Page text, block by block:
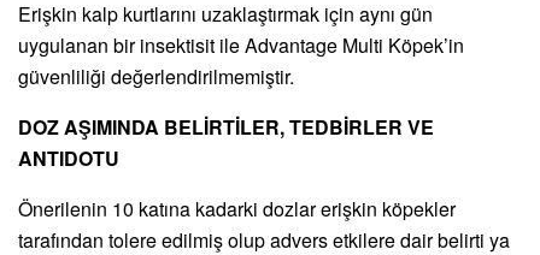
Erişkin kalp kurtlarını uzaklaştırmak için aynı gün
uygulanan bir insektisit ile Advantage Multi Köpek’in
güvenliliği değerlendirilmemiştir.
DOZ AŞIMINDA BELİRTİLER, TEDBİRLER VE
ANTIDOTU
Önerilenin 10 katına kadarki dozlar erişkin köpekler
tarafından tolere edilmiş olup advers etkilere dair belirti ya